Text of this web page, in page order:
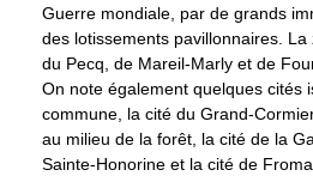
Guerre mondiale, par de grands
des lotissements pavillonnaires.
du Pecq, de Mareil-Marly et de
On note également quelques cités
commune, la cité du Grand-
au milieu de la forêt, la cité de la
Sainte-Honorine et la cité de